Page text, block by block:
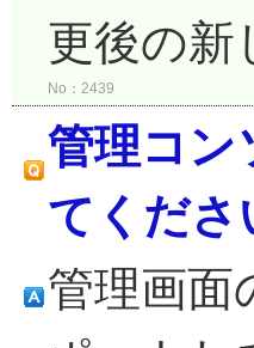
更後の
No：2439
管理コン
てくださ
管理画面